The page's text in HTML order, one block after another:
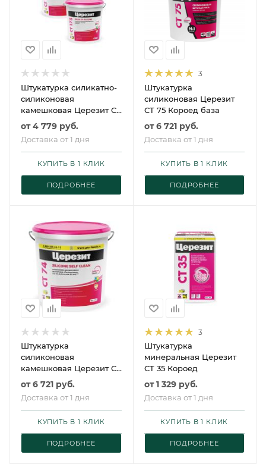
Штукатурка силикатно-
силиконовая
камешковая Церезит CT
174 база
от4 779 руб.
Доставка от 1 дня
ПОДРОБНЕЕ
КУПИТЬ В 1 КЛИК
3
Штукатурка
силиконовая Церезит
CT 75 Короед база
от6 721 руб.
Доставка от 1 дня
ПОДРОБНЕЕ
КУПИТЬ В 1 КЛИК
Штукатурка
силиконовая
камешковая Церезит CT
74 база
от6 721 руб.
Доставка от 1 дня
ПОДРОБНЕЕ
КУПИТЬ В 1 КЛИК
3
Штукатурка
минеральная Церезит
CT 35 Короед
от1 329 руб.
Доставка от 1 дня
ПОДРОБНЕЕ
КУПИТЬ В 1 КЛИК